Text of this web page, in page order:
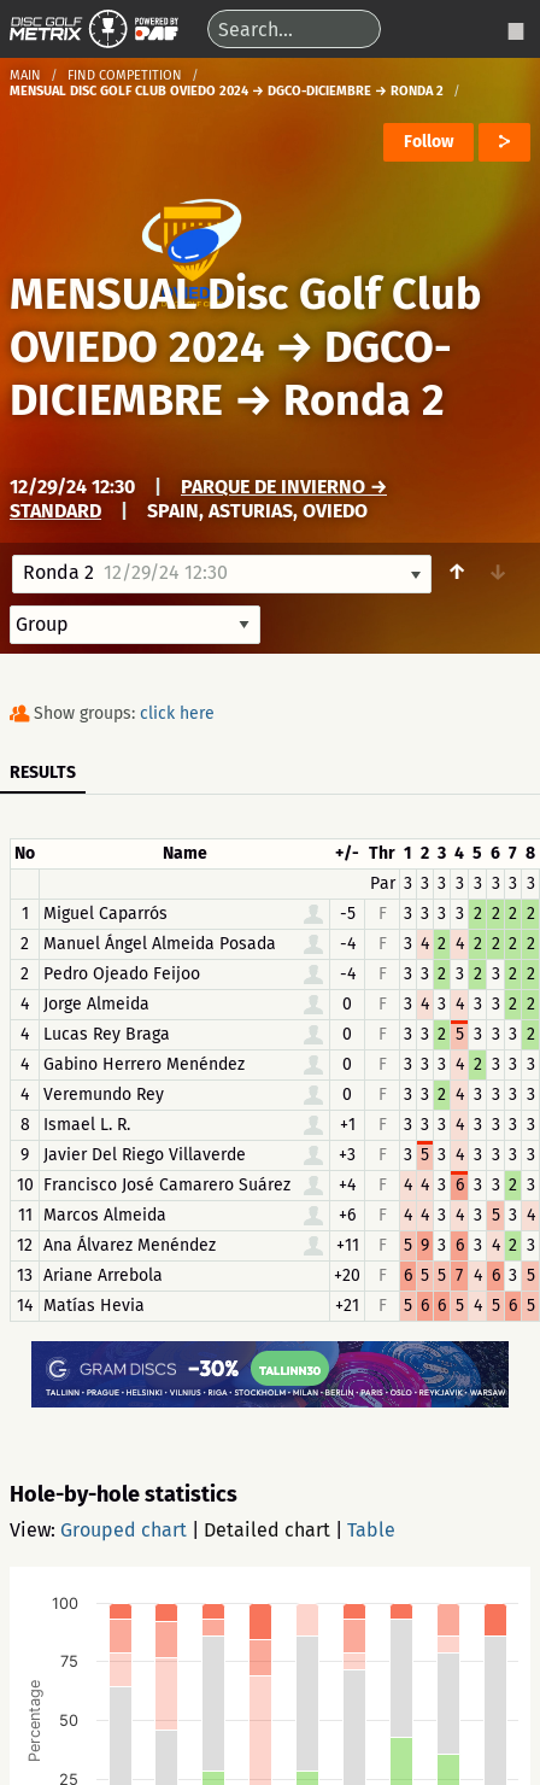
MAIN
FIND COMPETITION
MENSUAL DISC GOLF CLUB OVIEDO 2024 → DGCO-DICIEMBRE → RONDA 2
Follow
MENSUAL Disc Golf Club
OVIEDO 2024 →DGCO-
DICIEMBRE → Ronda 2
12/29/24 12:30
PARQUE DE INVIERNO →
STANDARD
SPAIN, ASTURIAS, OVIEDO
Ronda 2 12/29/24 12:30 ↑ ↓
Show groups: click here
RESULTS
No Name +/- Thr 1 2 3 4 5 6 7 8
Par 3 3 3 3 3 3 3 3
1
Miguel Caparrós -5 F 3 3 3 3 2 2 2 2
2
Manuel Ángel Almeida Posada -4 F 3 4 2 4 2 2 2 2
2
Pedro Ojeado Feijoo -4 F 3 3 2 3 2 3 2 2
4
Jorge Almeida 0 F 3 4 3 4 3 3 2 2
4
Lucas Rey Braga 0 F 3 3 2 5 3 3 3 2
4
Gabino Herrero Menéndez 0 F 3 3 3 4 2 3 3 3
4
Veremundo Rey 0 F 3 3 2 4 3 3 3 3
8
Ismael L. R. +1 F 3 3 3 4 3 3 3 3
9
Javier Del Riego Villaverde +3 F 3 5 3 4 3 3 3 3
10 Francisco José Camarero Suárez +4 F 4 4 3 6 3 3 2 3
11
Marcos Almeida +6 F 4 4 3 4 3 5 3 4
12 Ana Álvarez Menéndez +11 F 5 9 3 6 3 4 2 3
13 Ariane Arrebola +20 F 6 5 5 7 4 6 3 5
14 Matías Hevia +21 F 5 6 6 5 4 5 6 5
Hole-by-hole statistics
View: Grouped chart Detailed chart Table
Percentage
25
50
75
100